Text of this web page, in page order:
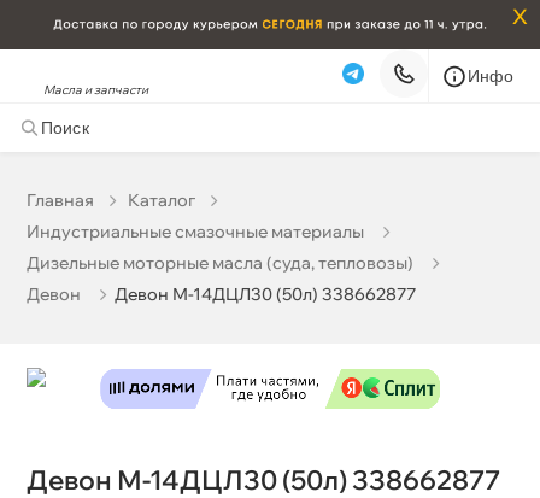
x
Масла и запчасти
Инфо
Главная
Катало
Индустриальные смазочные материалы
Дизельные моторные масла (суда, тепловозы)
Девон
Девон М-14ДЦЛ30 (50л) 338662877
Девон М-14ДЦЛ30 (50л) 338662877
Бесплатная Сегодня, 10.08 (при заказе от 2000₽)
Срочная за 2 ч – 399 ₽
Карта Список